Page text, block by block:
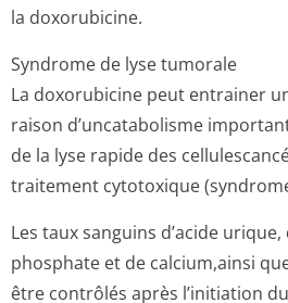
la doxorubicine.
Syndrome de lyse tumorale
La doxorubicine peut entrainer
raison d’uncatabolisme
de la lyse rapide des
traitement cytotoxique
Les taux sanguins d’acide
phosphate et de calcium,ainsi
être contrôlés après l’initiation